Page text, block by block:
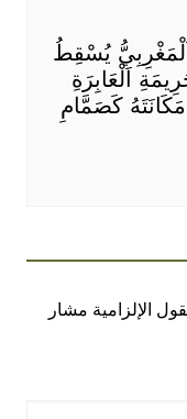
يُسْقِطُ
اَلْعَابِرَةِ
كَصَمَّامِ
الإلزامية مشار